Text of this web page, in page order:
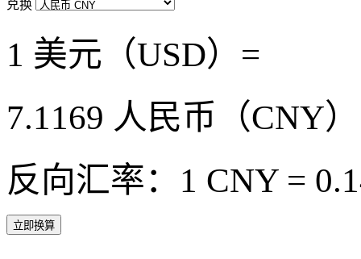
兑换
1 美元（USD）=
7.1169 人民币（CNY）
反向汇率：1 CNY =
立即换算